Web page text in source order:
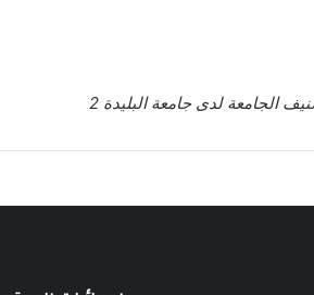
الجامعة لدى جامعة البليدة 2